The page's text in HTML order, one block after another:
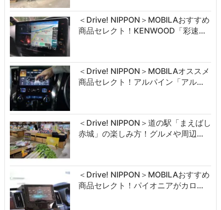
＜Drive! NIPPON＞MOBILAおすすめ
商品セレクト！KENWOOD「彩速…
＜Drive! NIPPON＞MOBILAオススメ
商品セレクト！アルパイン「アル…
＜Drive! NIPPON＞道の駅「まえばし
赤城」の楽しみ方！グルメや周辺…
＜Drive! NIPPON＞MOBILAおすすめ
商品セレクト！パイオニアがカロ…